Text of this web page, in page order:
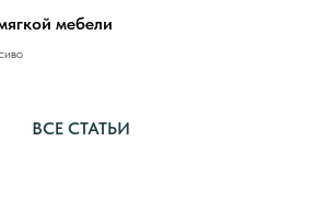
мебели
ВСЕ СТАТЬИ